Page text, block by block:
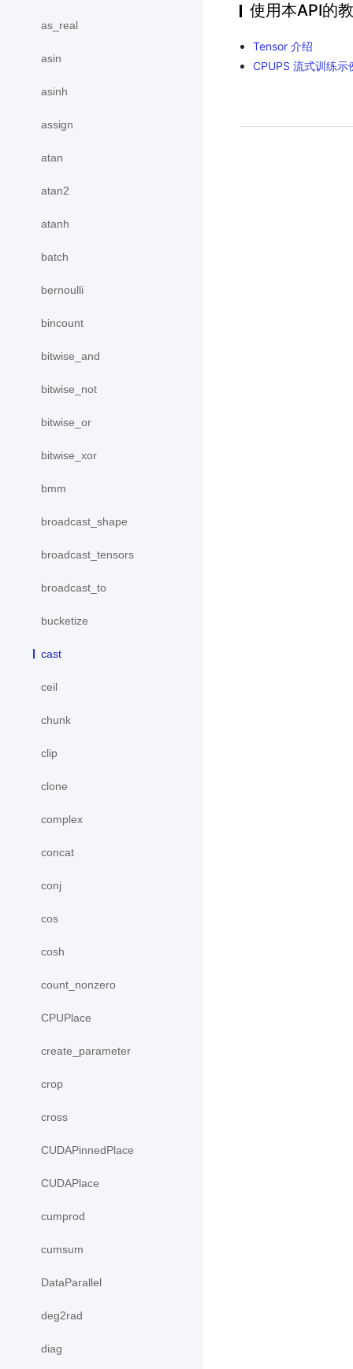
as_real
asin
asinh
assign
atan
atan2
atanh
batch
bernoulli
bincount
bitwise_and
bitwise_not
bitwise_or
bitwise_xor
bmm
broadcast_shape
broadcast_tensors
broadcast_to
bucketize
cast
ceil
chunk
clip
clone
complex
concat
conj
cos
cosh
count_nonzero
CPUPlace
create_parameter
crop
cross
CUDAPinnedPlace
CUDAPlace
cumprod
cumsum
DataParallel
deg2rad
diag
使用本API的
Tensor 介绍
CPUPS 流式训练示